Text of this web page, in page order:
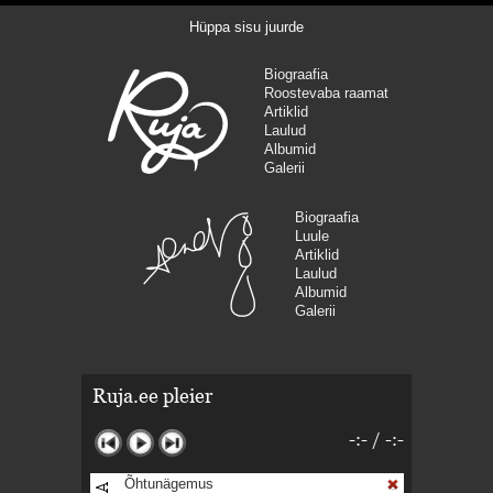
Hüppa sisu juurde
Biograafia
Roostevaba raamat
Artiklid
Laulud
Albumid
Galerii
Biograafia
Luule
Artiklid
Laulud
Albumid
Galerii
Ruja.ee pleier
-:- / -:-
Õhtunägemus